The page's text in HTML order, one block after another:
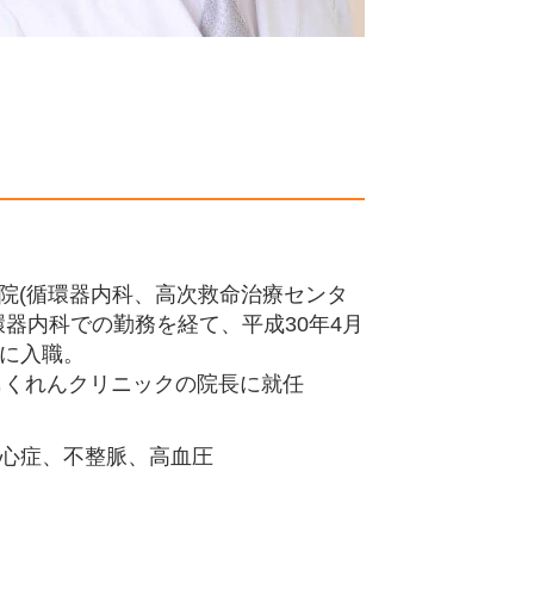
(循環器内科、高次救命治療センタ
内科での勤務を経て、平成30年4月
入職。
れんクリニックの院長に就任
症、不整脈、高血圧